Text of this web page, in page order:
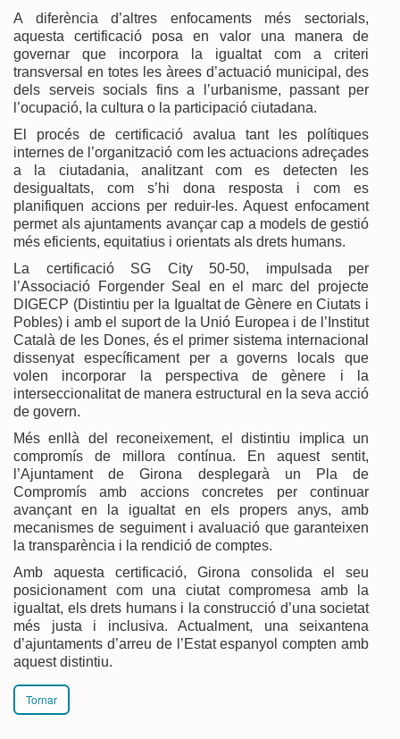
A diferència d’altres enfocaments més sectorials,
aquesta certificació posa en valor una manera de
governar que incorpora la igualtat com a criteri
transversal en totes les àrees d’actuació municipal, des
dels serveis socials fins a l’urbanisme, passant per
l’ocupació, la cultura o la participació ciutadana.
El procés de certificació avalua tant les polítiques
internes de l’organització com les actuacions adreçades
a la ciutadania, analitzant com es detecten les
desigualtats, com s’hi dona resposta i com es
planifiquen accions per reduir-les. Aquest enfocament
permet als ajuntaments avançar cap a models de gestió
més eficients, equitatius i orientats als drets humans.
La certificació SG City 50-50, impulsada per
l’Associació Forgender Seal en el marc del projecte
DIGECP (Distintiu per la Igualtat de Gènere en Ciutats i
Pobles) i amb el suport de la Unió Europea i de l’Institut
Català de les Dones, és el primer sistema internacional
dissenyat específicament per a governs locals que
volen incorporar la perspectiva de gènere i la
interseccionalitat de manera estructural en la seva acció
de govern.
Més enllà del reconeixement, el distintiu implica un
compromís de millora contínua. En aquest sentit,
l’Ajuntament de Girona desplegarà un Pla de
Compromís amb accions concretes per continuar
avançant en la igualtat en els propers anys, amb
mecanismes de seguiment i avaluació que garanteixen
la transparència i la rendició de comptes.
Amb aquesta certificació, Girona consolida el seu
posicionament com una ciutat compromesa amb la
igualtat, els drets humans i la construcció d’una societat
més justa i inclusiva. Actualment, una seixantena
d’ajuntaments d’arreu de l’Estat espanyol compten amb
aquest distintiu.
Tornar